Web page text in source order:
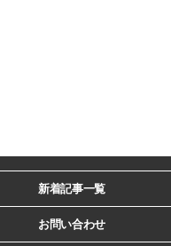
新着記事一覧
お問い合わせ